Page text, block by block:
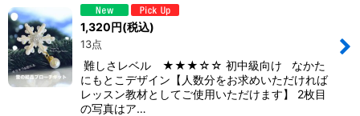
1,320円(税込)
13点
難しさレベル ★★★☆☆ 初中級向け なかた
にもとこデザイン【人数分をお求めいただければ
レッスン教材としてご使用いただけます】 2枚目
の写真はア…